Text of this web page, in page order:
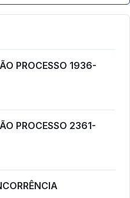
PROCESSO 1936-
PROCESSO 2361-